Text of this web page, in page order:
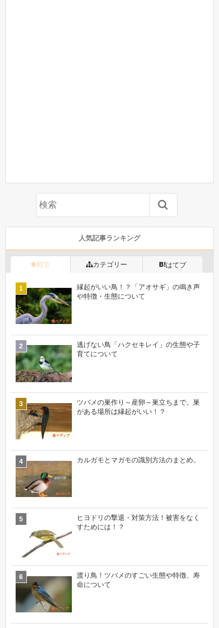
人気記事ランキング
殿堂 カテゴリー はてブ
縁起がいい鳥！？「アオサギ」の鳴き声
や特徴・生態について
逃げない鳥「ハクセキレイ」の生態や子
育てについて
ツバメの巣作り～産卵～巣立ちまで。巣
がある場所は縁起がいい！？
カルガモとマガモの識別方法のまとめ。
ヒヨドリの撃退・対策方法！被害をなく
すためには！？
渡り鳥！ツバメのすごい生態や特徴、寿
命について